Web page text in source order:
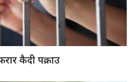
कैदी पक्राउ